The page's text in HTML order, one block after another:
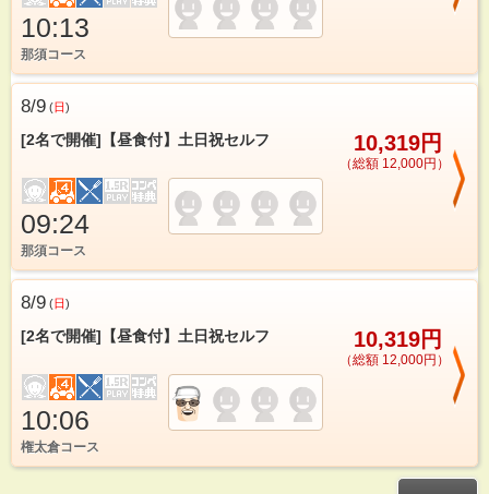
10:13
那須コース
8/9 (日)
[2名で開催]【昼食付】土日祝セルフ 10,319円
（総額 12,000円）
09:24
那須コース
8/9 (日)
[2名で開催]【昼食付】土日祝セルフ 10,319円
（総額 12,000円）
10:06
権太倉コース